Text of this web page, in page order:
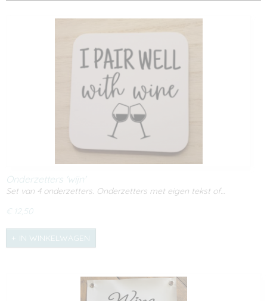
Onderzetters 'wijn'
Set van 4 onderzetters. Onderzetters met eigen tekst of…
€ 12,50
IN WINKELWAGEN